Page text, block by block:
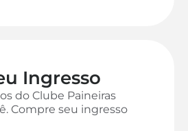
Ingresso
do Clube Paineiras
Compre seu ingresso